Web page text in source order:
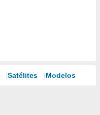
Satélites Modelos